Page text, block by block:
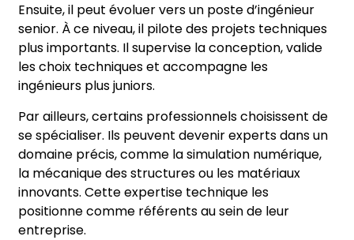
Ensuite, il peut évoluer vers un poste d’ingénieur
senior. À ce niveau, il pilote des projets techniques
plus importants. Il supervise la conception, valide
les choix techniques et accompagne les
ingénieurs plus juniors.
Par ailleurs, certains professionnels choisissent de
se spécialiser. Ils peuvent devenir experts dans un
domaine précis, comme la simulation numérique,
la mécanique des structures ou les matériaux
innovants. Cette expertise technique les
positionne comme référents au sein de leur
entreprise.